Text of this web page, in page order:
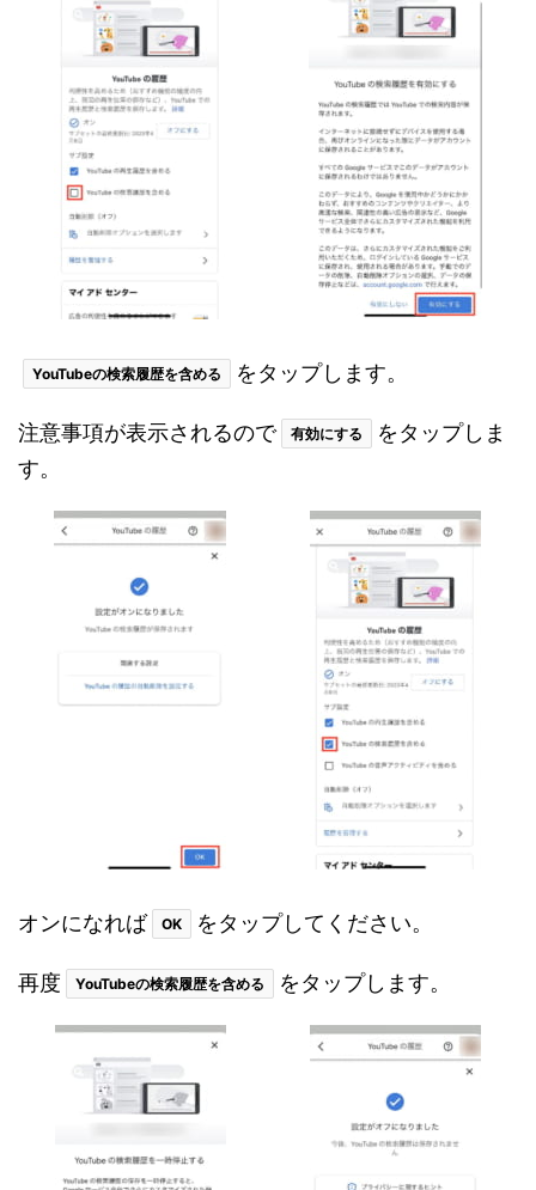
YouTubeの検索履歴を含める をタップします。
注意事項が表示されるので 有効にする
をタップしま
す。
オンになれば OK をタップしてください。
再度 YouTubeの検索履歴を含める をタップします。